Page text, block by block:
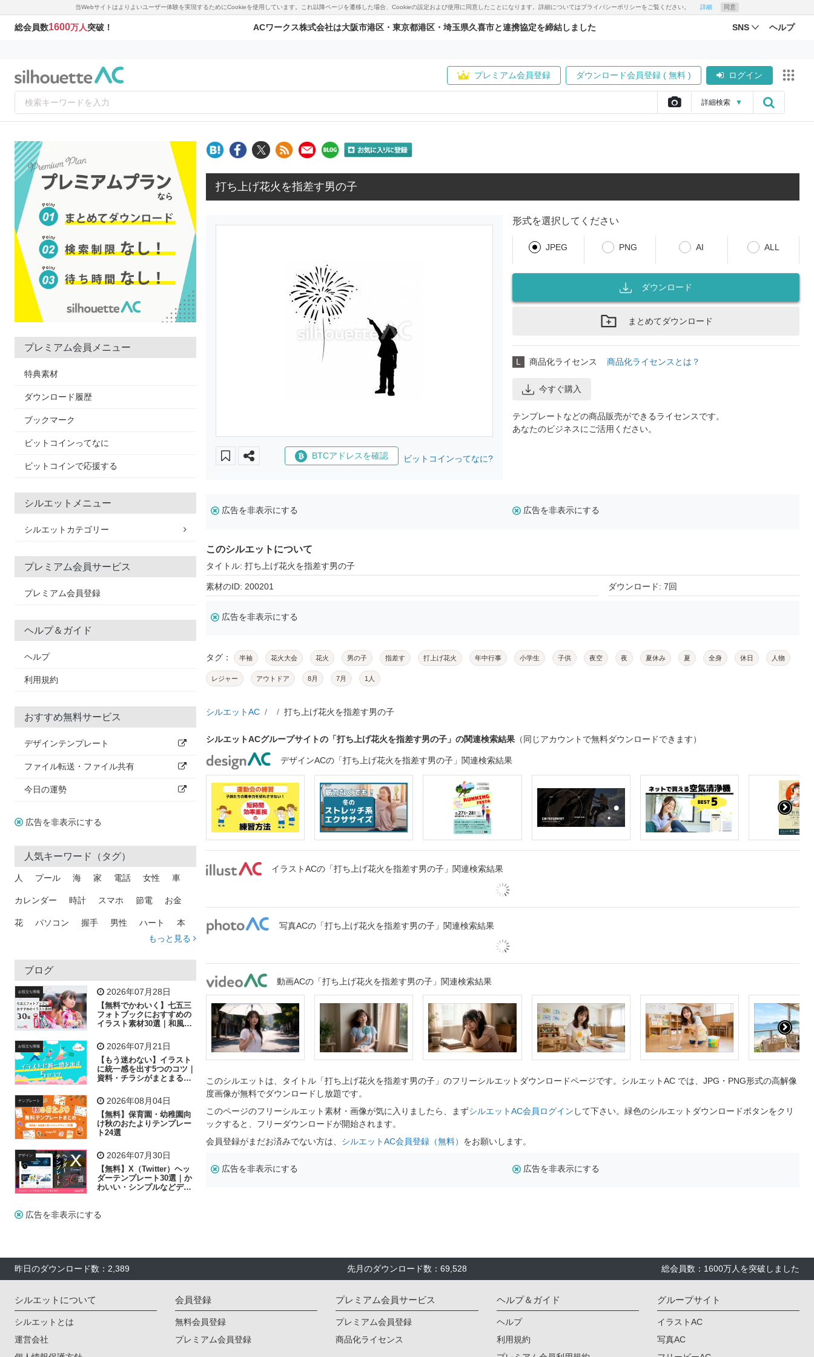
当Webサイトはよりよいユーザー体験を実現するためにCookieを使用しています。これ以降ページを遷移した場合、Cookieの設定および使用に同意したことになります。詳細についてはプライバシーポリシーをご覧ください。 詳細 同意
総会員数1600万人突破！ ACワークス株式会社は大阪市港区・東京都港区・埼玉県久喜市と連携協定を締結しました SNS ヘルプ
プレミアム会員登録 ダウンロード会員登録 ( 無料 ) ログイン
詳細検索 ▼
プレミアム会員メニュー
特典素材
ダウンロード履歴
ブックマーク
ビットコインってなに
ビットコインで応援する
シルエットメニュー
シルエットカテゴリー
プレミアム会員サービス
プレミアム会員登録
ヘルプ＆ガイド
ヘルプ
利用規約
おすすめ無料サービス
デザインテンプレート
ファイル転送・ファイル共有
今日の運勢
広告を非表示にする
人気キーワード（タグ）
人 プール 海 家 電話 女性 車
カレンダー 時計 スマホ 節電 お金
花 パソコン 握手 男性 ハート 本
トラック 木
吹き出し
飛行機 グラフ ビル 魚 家族 書類
歩く 工場 会社 太陽 キラキラ
子供 作業員 相談 ピクトグラム
もっと見る
ブログ
お役立ち情報 2026年07月28日
【無料でかわいく】七五三
フォトブックにおすすめの
イラスト素材30選｜和風の
お役立ち情報 2026年07月21日
【もう迷わない】イラスト
に統一感を出す5つのコツ｜
資料・チラシがまとまるフ
テンプレート 2026年08月04日
【無料】保育園・幼稚園向
け秋のおたよりテンプレー
ト24選
デザイン 2026年07月30日
【無料】X（Twitter）ヘッ
ダーテンプレート30選｜か
わいい・シンプルなどデザ
広告を非表示にする
打ち上げ花火を指差す男の子
BTCアドレスを確認 ビットコインってなに?
形式を選択してください
JPEG PNG AI ALL
ダウンロード
まとめてダウンロード
L 商品化ライセンス 商品化ライセンスとは？
今すぐ購入
テンプレートなどの商品販売ができるライセンスです。
あなたのビジネスにご活用ください。
広告を非表示にする 広告を非表示にする
このシルエットについて
タイトル: 打ち上げ花火を指差す男の子
素材のID: 200201 ダウンロード: 7回
広告を非表示にする
タグ： 半袖 花火大会 花火 男の子 指差す 打上げ花火 年中行事 小学生 子供 夜空 夜 夏休み 夏 全身 休日 人物
レジャー アウトドア 8月 7月 1人
シルエットAC 打ち上げ花火を指差す男の子
シルエットACグループサイトの「打ち上げ花火を指差す男の子」の関連検索結果 （同じアカウントで無料ダウンロードできます）
デザインACの「打ち上げ花火を指差す男の子」関連検索結果
イラストACの「打ち上げ花火を指差す男の子」関連検索結果
写真ACの「打ち上げ花火を指差す男の子」関連検索結果
動画ACの「打ち上げ花火を指差す男の子」関連検索結果
このシルエットは、タイトル「打ち上げ花火を指差す男の子」のフリーシルエットダウンロードページです。シルエットAC では、JPG・PNG形式の高解像
度画像が無料でダウンロードし放題です。
このページのフリーシルエット素材・画像が気に入りましたら、まずシルエットAC会員ログイン して下さい。緑色のシルエットダウンロードボタンをクリ
ックすると、フリーダウンロードが開始されます。
会員登録がまだお済みでない方は、 シルエットAC会員登録（無料） をお願いします。
広告を非表示にする 広告を非表示にする
昨日のダウンロード数：2,389 先月のダウンロード数：69,528 総会員数：1600万人を突破しました
シルエットについて
シルエットとは
運営会社
会員登録
無料会員登録
プレミアム会員登録
プレミアム会員サービス
プレミアム会員登録
商品化ライセンス
ヘルプ＆ガイド
ヘルプ
利用規約
グループサイト
イラストAC
写真AC